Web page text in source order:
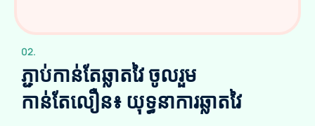
02.
ភ្ជាប់កាន់តែឆ្លាតវៃ ចូលរួម
កាន់តែលឿន៖ យុទ្ធនាការឆ្លាតវៃ